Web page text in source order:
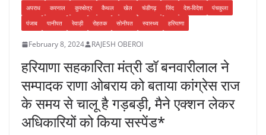
अपराध करनाल कुरुक्षेत्र कैथल खेल चंडीगढ़ जिंद देश-विदेश
पंचकुला
पंजाब
पानीपत रेवाड़ी रोहतक सोनीपत स्वास्थ्य हरियाणा
February 8, 2024 RAJESH OBEROI
हरियाणा सहकारिता मंत्री डॉ बनवारीलाल ने
सम्पादक राणा ओबराय को बताया कांग्रेस राज
के समय से चालू है गड़बड़ी, मैने एक्शन लेकर
अधिकारियों को किया सस्पेंड*